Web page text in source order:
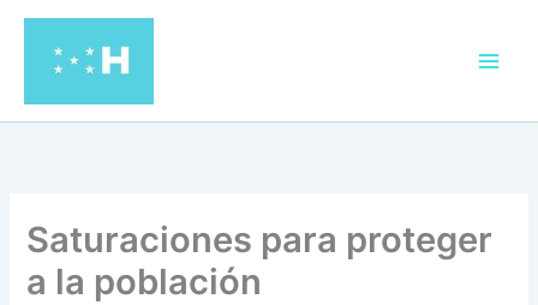
contenido
Saturaciones para proteger
a la población